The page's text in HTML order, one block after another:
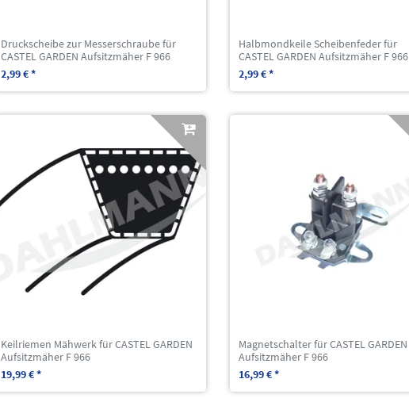
Druckscheibe zur Messerschraube für
CASTEL GARDEN Aufsitzmäher F 966
2,99 € *
Halbmondkeile Scheibenfeder für
CASTEL GARDEN Aufsitzmäher F 966
2,99 € *
Keilriemen Mähwerk für CASTEL GARDEN
Aufsitzmäher F 966
19,99 € *
Magnetschalter für CASTEL GARDEN
Aufsitzmäher F 966
16,99 € *